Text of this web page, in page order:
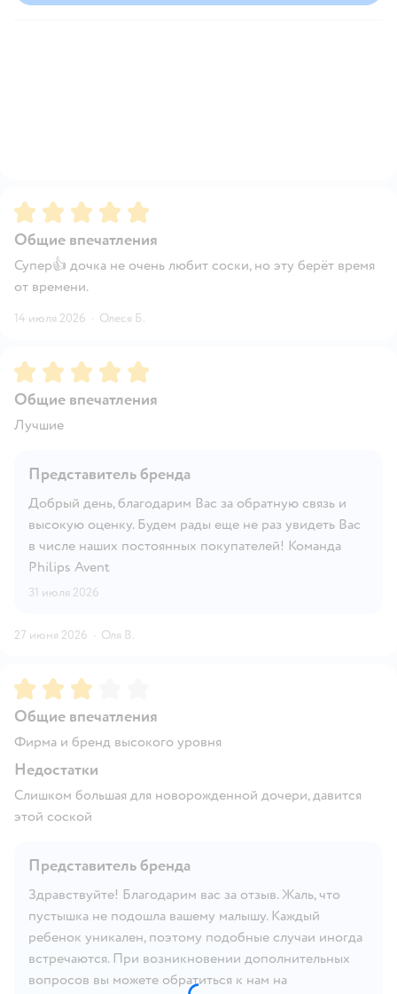
Рейтинг:5
Общие впечатления
Супер👍 дочка не очень любит соски, но эту берёт время
от времени.
14 июля 2026 · Олеся Б.
Рейтинг:5
Общие впечатления
Лучшие
Представитель бренда
Добрый день, благодарим Вас за обратную связь и
высокую оценку. Будем рады еще не раз увидеть Вас
в числе наших постоянных покупателей! Команда
Philips Avent
31 июля 2026
27 июня 2026 · Оля В.
Рейтинг:3
Общие впечатления
Фирма и бренд высокого уровня
Недостатки
Слишком большая для новорожденной дочери, давится
этой соской
Представитель бренда
Здравствуйте! Благодарим вас за отзыв. Жаль, что
пустышка не подошла вашему малышу. Каждый
ребенок уникален, поэтому подобные случаи иногда
встречаются. При возникновении дополнительных
вопросов вы можете обратиться к нам на